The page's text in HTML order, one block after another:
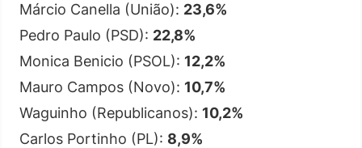
Márcio Canella (União): 23,6%
Pedro Paulo (PSD): 22,8%
Monica Benicio (PSOL): 12,2%
Mauro Campos (Novo): 10,7%
Waguinho (Republicanos): 10,2%
Carlos Portinho (PL): 8,9%